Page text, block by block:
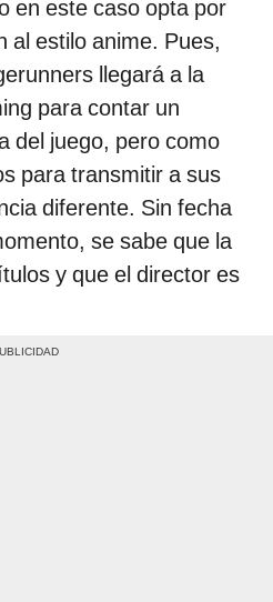
en este caso opta por
al estilo anime. Pues,
llegará a la
para contar un
del juego, pero como
para transmitir a sus
diferente. Sin fecha
se sabe que la
y que el director es